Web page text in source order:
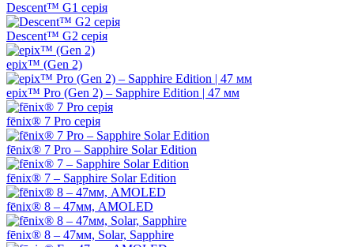
Descent™ G1 серія
Descent™ G2 серія
epix™ (Gen 2)
epix™ Pro (Gen 2) – Sapphire Edition | 47 мм
fēnix® 7 Pro серія
fēnix® 7 Pro – Sapphire Solar Edition
fēnix® 7 – Sapphire Solar Edition
fēnix® 8 – 47мм, AMOLED
fēnix® 8 – 47мм, Solar, Sapphire